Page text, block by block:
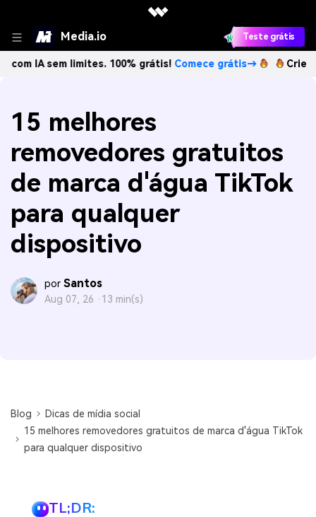
Media.io Teste grátis
limites. 100% grátis!Comece grátis→ Crie imagens
15 melhores
removedores gratuitos
de marca d'água TikTok
para qualquer
dispositivo
por Santos
Aug 07, 26 · 13 min(s)
Blog
Dicas de mídia social
15 melhores removedores gratuitos de marca d'água TikTok
para qualquer dispositivo
TL;DR: